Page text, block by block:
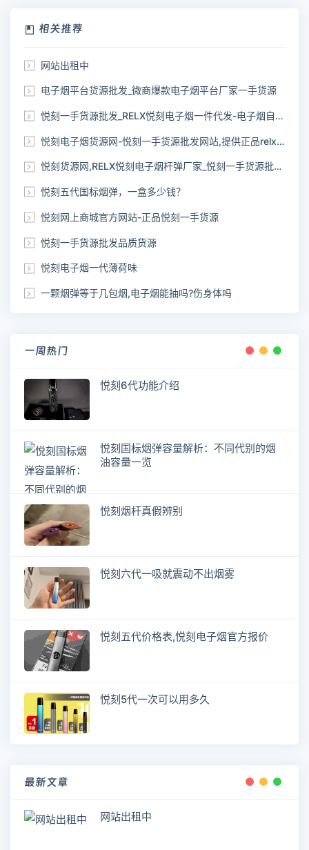
相关推荐
网站出租中
电子烟平台货源批发_微商爆款电子烟平台厂家一手货源
悦刻一手货源批发_RELX悦刻电子烟一件代发-电子烟自助下单网站
悦刻电子烟货源网-悦刻一手货源批发网站,提供正品relx货源
悦刻货源网,RELX悦刻电子烟杆弹厂家_悦刻一手货源批发网站
悦刻五代国标烟弹，一盒多少钱？
悦刻网上商城官方网站-正品悦刻一手货源
悦刻一手货源批发品质货源
悦刻电子烟一代薄荷味
一颗烟弹等于几包烟,电子烟能抽吗?伤身体吗
一周热门
悦刻6代功能介绍
悦刻国标烟弹容量解析：不同代别的烟
油容量一览
悦刻烟杆真假辨别
悦刻六代一吸就震动不出烟雾
悦刻五代价格表,悦刻电子烟官方报价
悦刻5代一次可以用多久
最新文章
网站出租中